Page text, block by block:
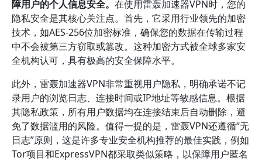
障用户的个人信息安全。 在使用雷轰加速器VPN时，您的
隐私安全是其核心关注点。首先，它采用行业领先的加密
技术，如AES-256位加密标准，确保您的数据在传输过程
中不会被第三方窃取或篡改。这种加密方式被全球多家安
全机构认可，具有极高的安全保障水平。
此外，雷轰加速器VPN非常重视用户隐私，明确承诺不记
录用户的浏览日志、连接时间或IP地址等敏感信息。根据
其隐私政策，所有用户数据均在连接结束后自动删除，避
免了数据滥用的风险。值得一提的是，雷轰VPN还遵循“无
日志”原则，这是许多专业安全机构推荐的最佳实践，例如
Tor项目和ExpressVPN都采取类似策略，以保障用户匿名